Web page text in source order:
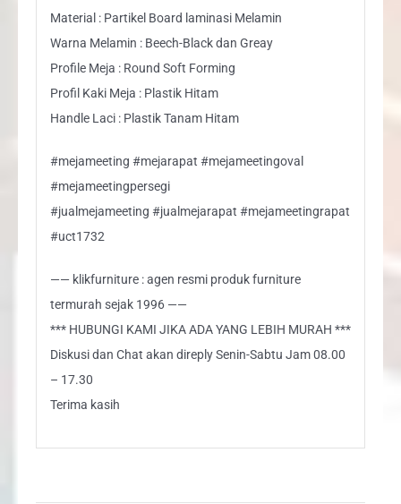
Material : Partikel Board laminasi Melamin
Warna Melamin : Beech-Black dan Greay
Profile Meja : Round Soft Forming
Profil Kaki Meja : Plastik Hitam
Handle Laci : Plastik Tanam Hitam
#mejameeting #mejarapat #mejameetingoval
#mejameetingpersegi
#jualmejameeting #jualmejarapat #mejameetingrapat
#uct1732
—— klikfurniture : agen resmi produk furniture
termurah sejak 1996 ——
*** HUBUNGI KAMI JIKA ADA YANG LEBIH MURAH ***
Diskusi dan Chat akan direply Senin-Sabtu Jam 08.00
– 17.30
Terima kasih